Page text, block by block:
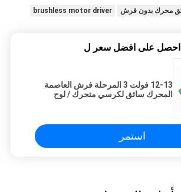
brushless motor driver
احصل على افضل سعر ل
12-13 فولت 3 المرحلة فرش العاصمة
المحرك سائق لكرسي متحرك / لوح
استمر